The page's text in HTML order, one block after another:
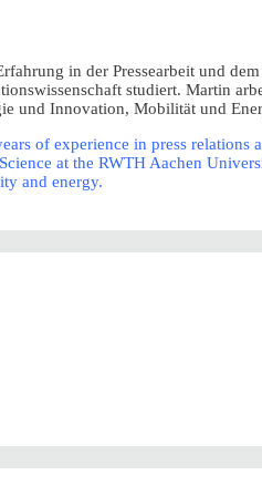
in der Pressearbeit und
studiert. Martin
und Innovation, Mobilität und
of experience in press
at the RWTH Aachen
and energy.